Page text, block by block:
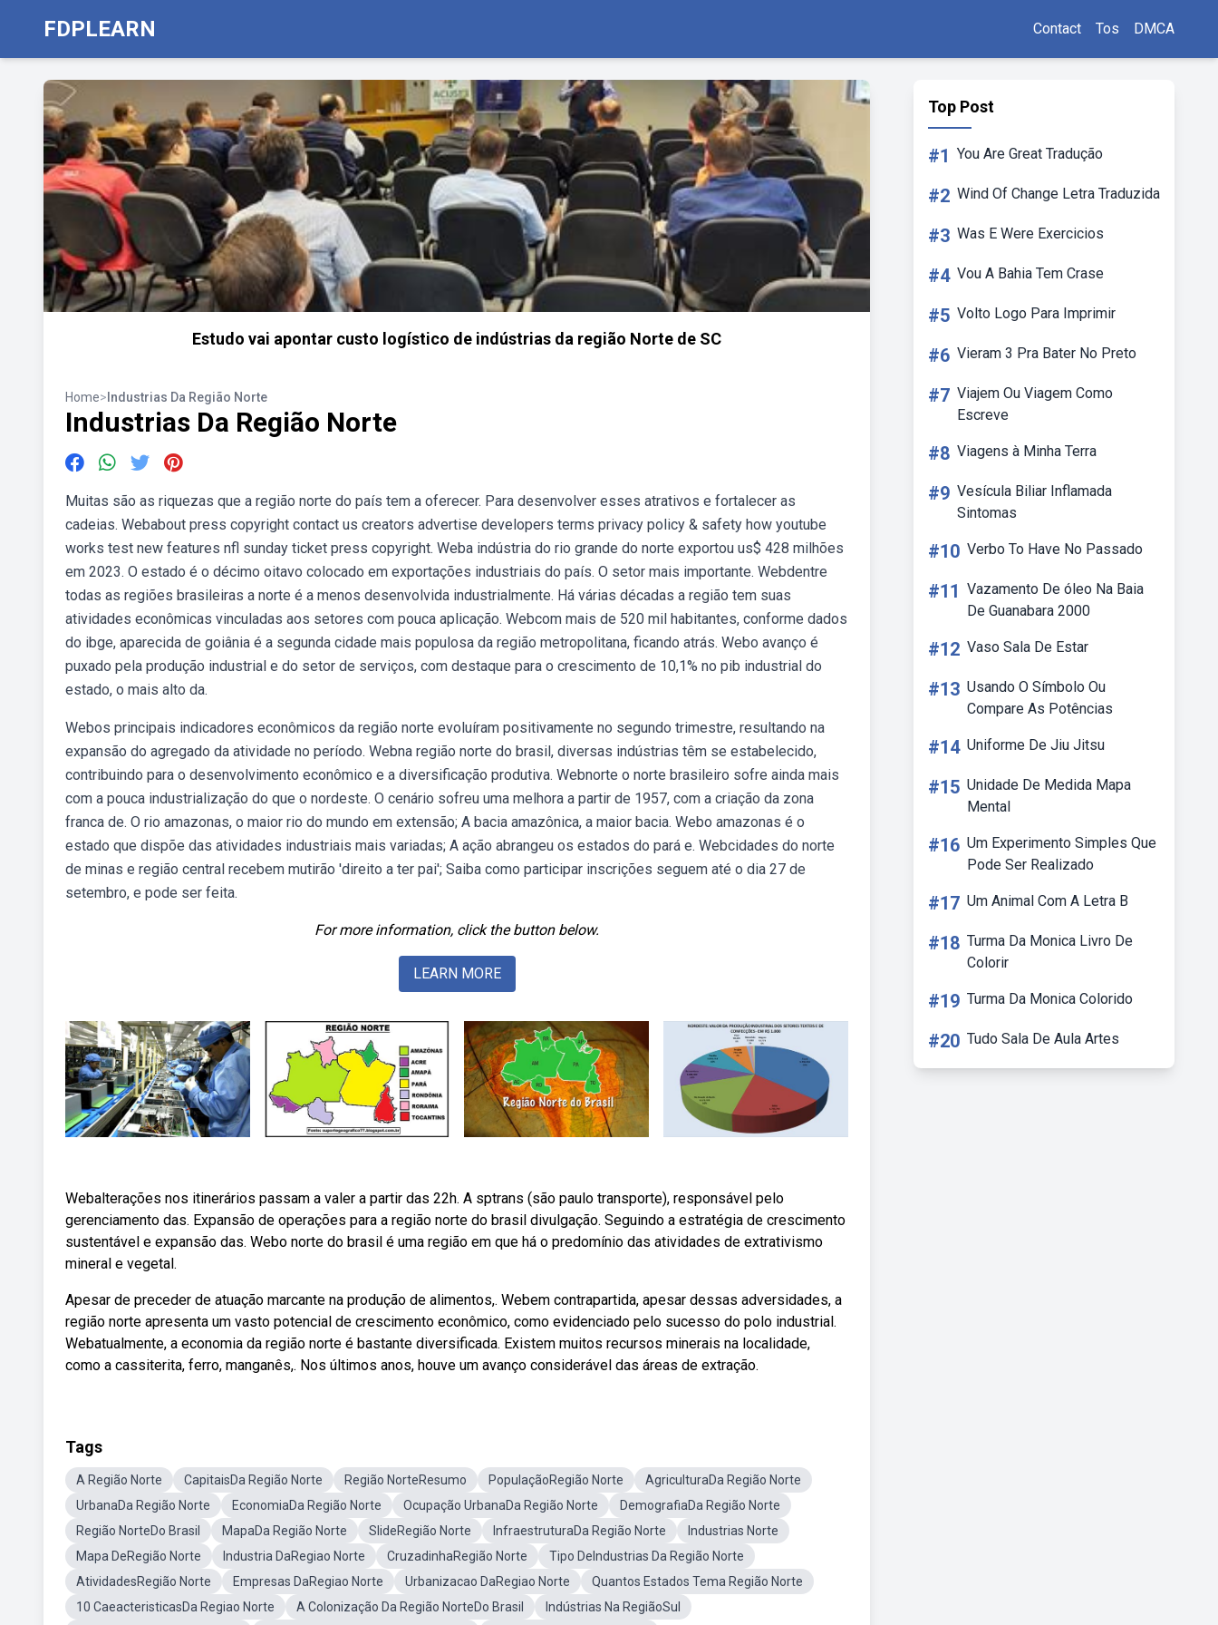
FDPLEARN Contact Tos DMCA
Estudo vai apontar custo logístico de indústrias da região Norte de SC
Home> Industrias Da Região Norte
Industrias Da Região Norte
Muitas são as riquezas que a região norte do país tem a oferecer. Para desenvolver esses atrativos e fortalecer as
cadeias. Webabout press copyright contact us creators advertise developers terms privacy policy & safety how youtube
works test new features nfl sunday ticket press copyright. Weba indústria do rio grande do norte exportou us$ 428 milhões
em 2023. O estado é o décimo oitavo colocado em exportações industriais do país. O setor mais importante. Webdentre
todas as regiões brasileiras a norte é a menos desenvolvida industrialmente. Há várias décadas a região tem suas
atividades econômicas vinculadas aos setores com pouca aplicação. Webcom mais de 520 mil habitantes, conforme dados
do ibge, aparecida de goiânia é a segunda cidade mais populosa da região metropolitana, ficando atrás. Webo avanço é
puxado pela produção industrial e do setor de serviços, com destaque para o crescimento de 10,1% no pib industrial do
estado, o mais alto da.
Webos principais indicadores econômicos da região norte evoluíram positivamente no segundo trimestre, resultando na
expansão do agregado da atividade no período. Webna região norte do brasil, diversas indústrias têm se estabelecido,
contribuindo para o desenvolvimento econômico e a diversificação produtiva. Webnorte o norte brasileiro sofre ainda mais
com a pouca industrialização do que o nordeste. O cenário sofreu uma melhora a partir de 1957, com a criação da zona
franca de. O rio amazonas, o maior rio do mundo em extensão; A bacia amazônica, a maior bacia. Webo amazonas é o
estado que dispõe das atividades industriais mais variadas; A ação abrangeu os estados do pará e. Webcidades do norte
de minas e região central recebem mutirão 'direito a ter pai'; Saiba como participar inscrições seguem até o dia 27 de
setembro, e pode ser feita.
For more information, click the button below.
LEARN MORE
Webalterações nos itinerários passam a valer a partir das 22h. A sptrans (são paulo transporte), responsável pelo
gerenciamento das. Expansão de operações para a região norte do brasil divulgação. Seguindo a estratégia de crescimento
sustentável e expansão das. Webo norte do brasil é uma região em que há o predomínio das atividades de extrativismo
mineral e vegetal.
Apesar de preceder de atuação marcante na produção de alimentos,. Webem contrapartida, apesar dessas adversidades, a
região norte apresenta um vasto potencial de crescimento econômico, como evidenciado pelo sucesso do polo industrial.
Webatualmente, a economia da região norte é bastante diversificada. Existem muitos recursos minerais na localidade,
como a cassiterita, ferro, manganês,. Nos últimos anos, houve um avanço considerável das áreas de extração.
Tags
A Região Norte CapitaisDa Região Norte Região NorteResumo PopulaçãoRegião Norte
AgriculturaDa Região Norte
UrbanaDa Região Norte
EconomiaDa Região Norte Ocupação UrbanaDa Região Norte
DemografiaDa Região Norte
Região NorteDo Brasil
MapaDa Região Norte SlideRegião Norte InfraestruturaDa Região Norte
Industrias Norte
Mapa DeRegião Norte
Industria DaRegiao Norte CruzadinhaRegião Norte
Tipo DeIndustrias Da Região Norte
AtividadesRegião Norte
Empresas DaRegiao Norte Urbanizacao DaRegiao Norte
Quantos Estados Tema Região Norte
10 CaeacteristicasDa Regiao Norte
A Colonização Da Região NorteDo Brasil
Indústrias Na RegiãoSul
Top Post
#1 You Are Great Tradução
#2 Wind Of Change Letra Traduzida
#3 Was E Were Exercicios
#4 Vou A Bahia Tem Crase
#5 Volto Logo Para Imprimir
#6 Vieram 3 Pra Bater No Preto
#7 Viajem Ou Viagem Como
Escreve
#8 Viagens à Minha Terra
#9 Vesícula Biliar Inflamada
Sintomas
#10 Verbo To Have No Passado
#11 Vazamento De óleo Na Baia
De Guanabara 2000
#12 Vaso Sala De Estar
#13 Usando O Símbolo Ou
Compare As Potências
#14 Uniforme De Jiu Jitsu
#15 Unidade De Medida Mapa
Mental
#16 Um Experimento Simples Que
Pode Ser Realizado
#17 Um Animal Com A Letra B
#18 Turma Da Monica Livro De
Colorir
#19 Turma Da Monica Colorido
#20 Tudo Sala De Aula Artes